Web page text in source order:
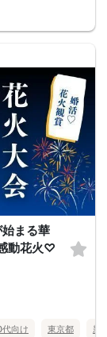
始まる華
動花火♡
代向け 東京都 新